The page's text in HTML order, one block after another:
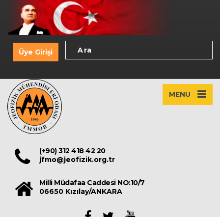
Üye Girişi
MENU
(+90) 312 418 42 20
jfmo@jeofizik.org.tr
Milli Müdafaa Caddesi NO:10/7
06650 Kızılay/ANKARA